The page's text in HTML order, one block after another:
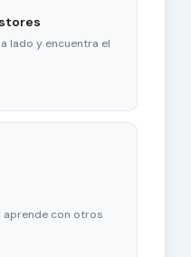
lado y encuentra el
aprende con otros